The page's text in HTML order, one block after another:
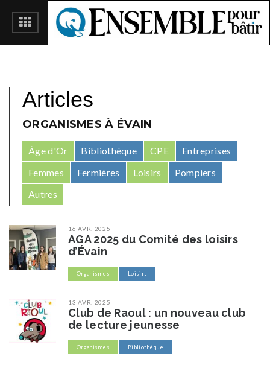
Articles
ORGANISMES À ÉVAIN
Âge d'Or Bibliothèque CPE
Entreprises
Femmes
Fermières Loisirs
Pompiers
Autres
16 AVR. 2025
AGA 2025 du Comité des loisirs
d’Évain
Organismes Loisirs
13 AVR. 2025
Club de Raoul : un nouveau club
de lecture jeunesse
Organismes Bibliothèque